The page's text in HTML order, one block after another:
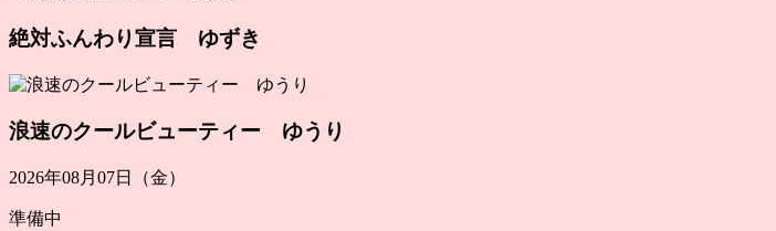
絶対ふんわり宣言 ゆずき
浪速のクールビューティー ゆうり
2026年08月07日（金）
準備中